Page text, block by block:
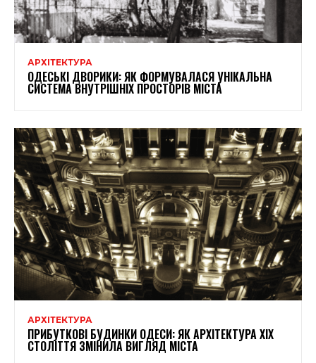
АРХІТЕКТУРА
ОДЕСЬКІ ДВОРИКИ: ЯК ФОРМУВАЛАСЯ УНІКАЛЬНА
СИСТЕМА ВНУТРІШНІХ ПРОСТОРІВ МІСТА
АРХІТЕКТУРА
ПРИБУТКОВІ БУДИНКИ ОДЕСИ: ЯК АРХІТЕКТУРА XIX
СТОЛІТТЯ ЗМІНИЛА ВИГЛЯД МІСТА